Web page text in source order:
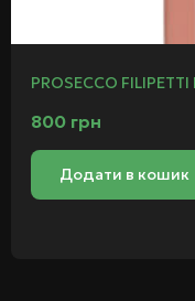
PROSECCO
800 грн
Додати в кошик